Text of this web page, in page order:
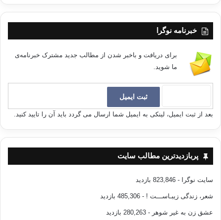
خبرنامه نوگرا
برای دریافت و باخبر شدن از مطالب جدید مشترک خبرنامه‌ی
ما شوید.
بعد از ثبت ایمیل، لینکی به ایمیل شما ارسال می گردد باید آن را تایید کنید.
پربازدیدترین مطالب سایت
سایت نوگرا - 823,846 بازدید
شعر، زندگی زیبـاســـت ! - 485,306 بازدید
عشق زن به غیر شوهر - 280,263 بازدید